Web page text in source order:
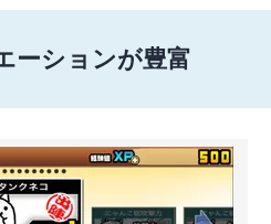
ーションが豊富